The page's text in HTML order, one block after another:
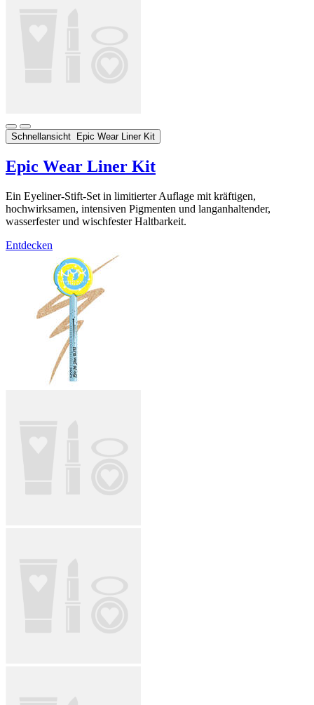
Schnellansicht Epic Wear Liner Kit
Epic Wear Liner Kit
Ein Eyeliner-Stift-Set in limitierter Auflage mit kräftigen,
hochwirksamen, intensiven Pigmenten und langanhaltender,
wasserfester und wischfester Haltbarkeit.
Entdecken